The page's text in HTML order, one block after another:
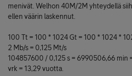
menivät. Welhon 40M/2M yhteydellä
ellen väärin laskennut.
100 Tt = 100 * 1024 Gt = 100 * 1024 *
2 Mb/s = 0,125 Mt/s
104857600 / 0,125 s = 6990506,66 min
vrk = 13,29 vuotta.